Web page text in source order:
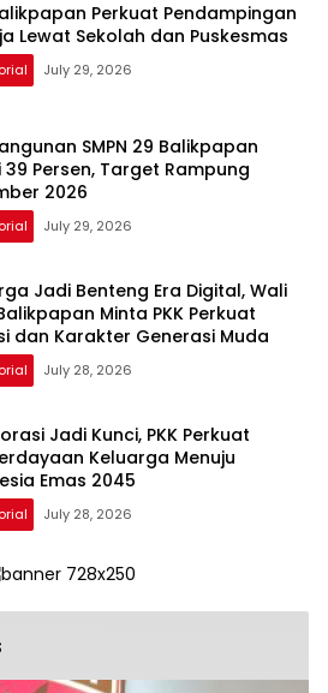
Perkuat Pendampingan
Lewat Sekolah dan Puskesmas
July 29, 2026
SMPN 29 Balikpapan
39 Persen, Target Rampung
2026
July 29, 2026
Jadi Benteng Era Digital, Wali
Minta PKK Perkuat
dan Karakter Generasi Muda
July 28, 2026
Jadi Kunci, PKK Perkuat
Keluarga Menuju
Emas 2045
July 28, 2026